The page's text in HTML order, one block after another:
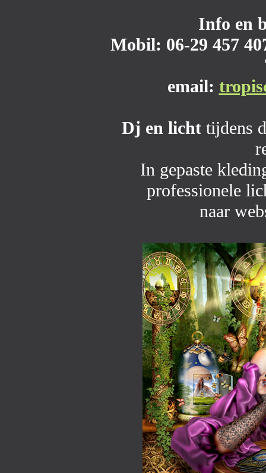
Info en
Mobil: 06-29 457
email:
Dj en licht tijdens
In gepaste
professionele
naar